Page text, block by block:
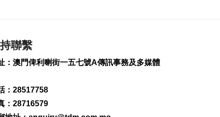
治安警雷霆行動截6車
聯繫
：澳門俾利喇街一五七號A傳訊事務及多媒體
：28517758
：28716579